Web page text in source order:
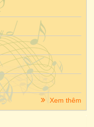
Xem thêm